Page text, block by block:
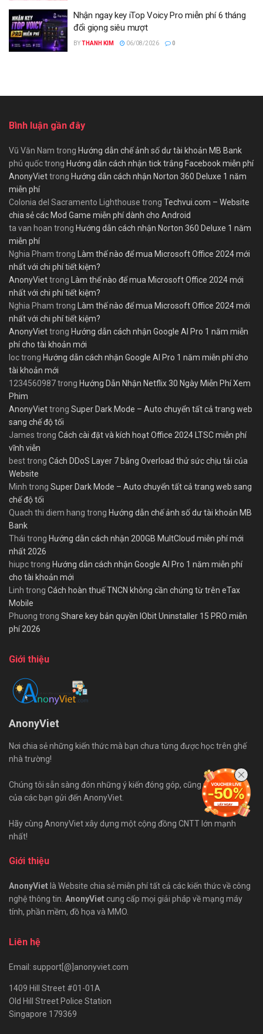
Nhận ngay key iTop Voicy Pro miễn phí 6 tháng
đổi giọng siêu mượt
BYTHANH KIM 06/08/2026 0
Bình luận gần đây
Vũ Văn Nam trong Hướng dẫn chế ảnh số dư tài khoản MB Bank
phú quốctrong Hướng dẫn cách nhận tick trắng Facebook miễn phí
AnonyViettrong Hướng dẫn cách nhận Norton 360 Deluxe 1 năm
miễn phí
Colonia del Sacramento Lighthouse trong Techvui.com – Website
chia sẻ các Mod Game miễn phí dành cho Android
ta van hoan trong Hướng dẫn cách nhận Norton 360 Deluxe 1 năm
miễn phí
Nghia Pham trong Làm thế nào để mua Microsoft Office 2024 mới
nhất với chi phí tiết kiệm?
AnonyViettrong Làm thế nào để mua Microsoft Office 2024 mới
nhất với chi phí tiết kiệm?
Nghia Pham trong Làm thế nào để mua Microsoft Office 2024 mới
nhất với chi phí tiết kiệm?
AnonyViettrong Hướng dẫn cách nhận Google AI Pro 1 năm miễn
phí cho tài khoản mới
loctrong Hướng dẫn cách nhận Google AI Pro 1 năm miễn phí cho
tài khoản mới
1234560987trong Hướng Dẫn Nhận Netflix 30 Ngày Miễn Phí Xem
Phim
AnonyViettrong Super Dark Mode – Auto chuyển tất cả trang web
sang chế độ tối
James trong Cách cài đặt và kích hoạt Office 2024 LTSC miễn phí
vĩnh viễn
besttrong Cách DDoS Layer 7 bằng Overload thử sức chịu tải của
Website
Minh trong Super Dark Mode – Auto chuyển tất cả trang web sang
chế độ tối
Quach thi diem hang trong Hướng dẫn chế ảnh số dư tài khoản MB
Bank
Thái trong Hướng dẫn cách nhận 200GB MultCloud miễn phí mới
nhất 2026
hiupctrong Hướng dẫn cách nhận Google AI Pro 1 năm miễn phí
cho tài khoản mới
Linh trong Cách hoàn thuế TNCN không cần chứng từ trên eTax
Mobile
Phuong trong Share key bản quyền IObit Uninstaller 15 PRO miễn
phí 2026
Giới thiệu
AnonyViet
Nơi chia sẻ những kiến thức mà bạn chưa từng được học trên ghế
nhà trường!
Chúng tôi sẵn sàng đón những ý kiến đóng góp, cũng như bài viết
của các bạn gửi đến AnonyViet.
Hãy cùng AnonyViet xây dựng một cộng đồng CNTT lớn mạnh
nhất!
Giới thiệu
AnonyVietlà Website chia sẻ miễn phí tất cả các kiến thức về công
nghệ thông tin. AnonyViet cung cấp mọi giải pháp về mạng máy
tính, phần mềm, đồ họa và MMO.
Liên hệ
Email: support[@]anonyviet.com
1409 Hill Street #01-01A
Old Hill Street Police Station
Singapore 179369